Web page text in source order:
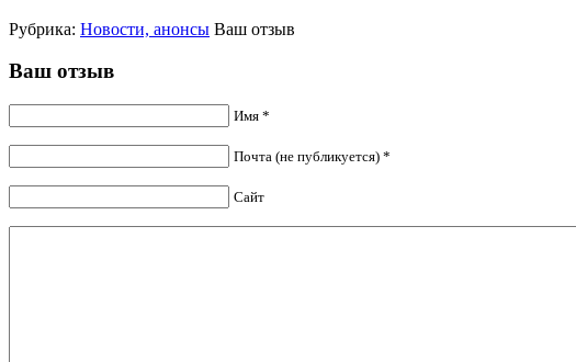
Рубрика: Новости, анонсы Ваш отзыв
Ваш отзыв
Имя *
Почта (не публикуется) *
Сайт